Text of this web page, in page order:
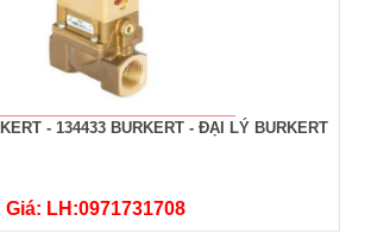
- 134433 BURKERT - ĐẠI LÝ BURKERT
Giá: LH:0971731708